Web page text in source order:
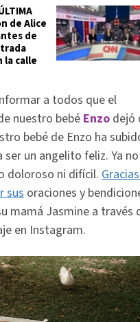
de Alice
de
la calle
a todos que el
nuestro bebéEnzo dejó
bebé de Enzo ha
ser un angelito feliz. Ya no
doloroso ni difícil.
susoraciones y
mamá Jasmine a través
en Instagram.